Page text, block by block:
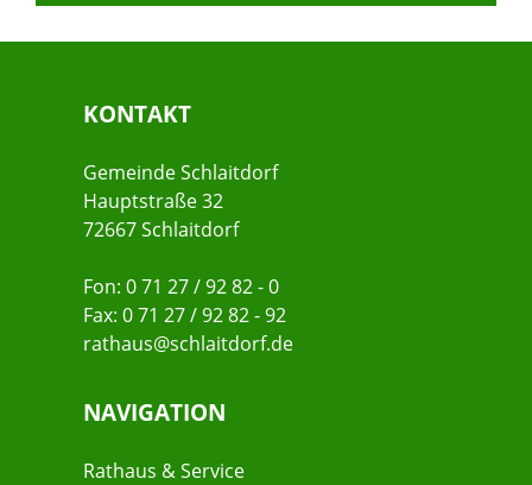
KONTAKT
Gemeinde Schlaitdorf
Hauptstraße 32
72667 Schlaitdorf
Fon: 0 71 27 / 92 82 - 0
Fax: 0 71 27 / 92 82 - 92
rathaus@schlaitdorf.de
NAVIGATION
Rathaus & Service